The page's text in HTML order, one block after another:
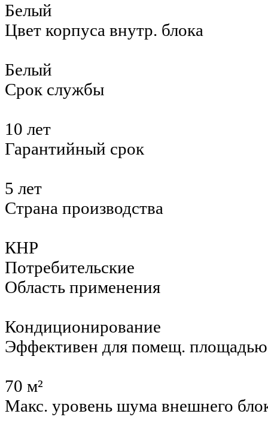
Белый
Цвет корпуса внутр. блока
Белый
Срок службы
10 лет
Гарантийный срок
5 лет
Страна производства
КНР
Потребительские
Область применения
Кондиционирование
Эффективен для помещ.
70 м²
Макс. уровень шума внешнего